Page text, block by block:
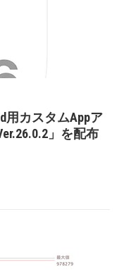
用カスタムAppア
」を配布